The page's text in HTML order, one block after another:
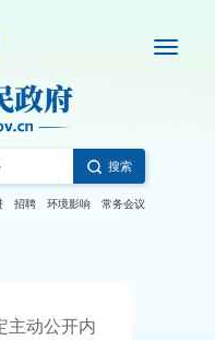
搜索
招聘 环境影响 常务会议
主动公开内